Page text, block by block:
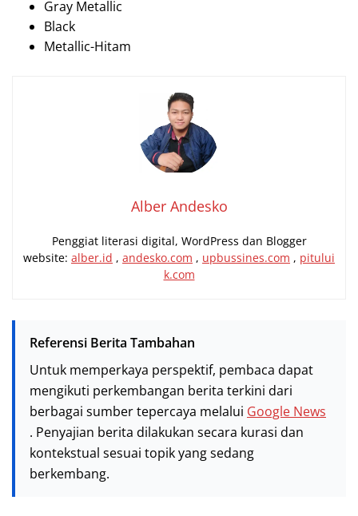
Gray Metallic
Black
Metallic-Hitam
Alber Andesko
Penggiat literasi digital, WordPress dan Blogger
website: alber.id , andesko.com , upbussines.com , pitului
k.com
Referensi Berita Tambahan
Untuk memperkaya perspektif, pembaca dapat
mengikuti perkembangan berita terkini dari
berbagai sumber tepercaya melalui Google News
. Penyajian berita dilakukan secara kurasi dan
kontekstual sesuai topik yang sedang
berkembang.